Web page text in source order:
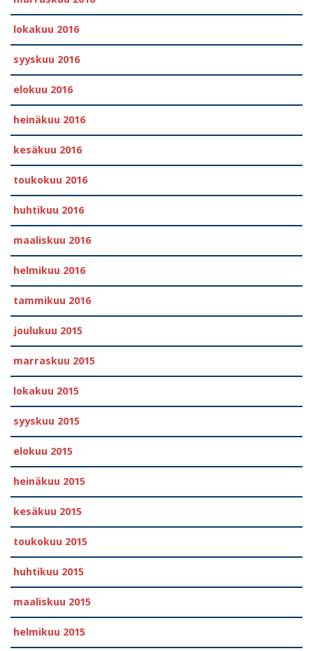
lokakuu 2016
syyskuu 2016
elokuu 2016
heinäkuu 2016
kesäkuu 2016
toukokuu 2016
huhtikuu 2016
maaliskuu 2016
helmikuu 2016
tammikuu 2016
joulukuu 2015
marraskuu 2015
lokakuu 2015
syyskuu 2015
elokuu 2015
heinäkuu 2015
kesäkuu 2015
toukokuu 2015
huhtikuu 2015
maaliskuu 2015
helmikuu 2015